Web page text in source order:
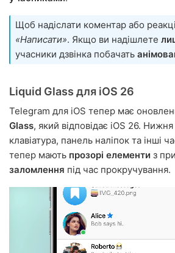
Щоб надіслати коментар або
«Написати». Якщо ви надішлете
учасники дзвінка побачать
Liquid Glass для iOS 26
Telegram для iOS тепер має
Glass, який відповідає iOS 26. Нижня
клавіатура, панель наліпок та інші
тепер мають прозорі елементи з
заломлення під час прокручування.